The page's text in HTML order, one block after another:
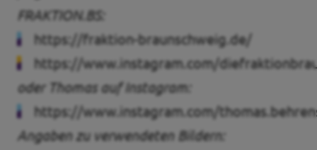
FRAKTION.BS:
https://fraktion-braunschweig.de/
https://www.instagram.com/
oder Thomas auf Instagram:
https://www.instagram.com/
Angaben zu verwendeten Bildern: